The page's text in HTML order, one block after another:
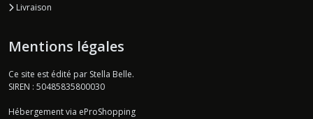
Livraison
Mentions légales
Ce site est édité par Stella Belle.
SIREN : 50485835800030
Hébergement via eProShopping